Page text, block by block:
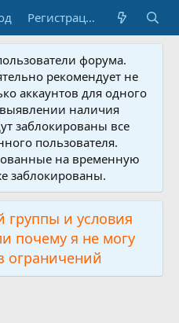
Регистрация
форума.
рекомендует не
аккаунтов для одного
наличия
заблокированы все
пользователя.
на временную
заблокированы.
группы и условия
почему я не могу
ограничений